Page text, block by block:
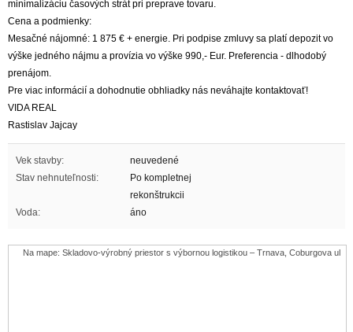
minimalizáciu časových strát pri preprave tovaru.
Cena a podmienky:
Mesačné nájomné: 1 875 € + energie. Pri podpise zmluvy sa platí depozit vo
výške jedného nájmu a provízia vo výške 990,- Eur. Preferencia - dlhodobý
prenájom.
Pre viac informácií a dohodnutie obhliadky nás neváhajte kontaktovať!
VIDA REAL
Rastislav Jajcay
Vek stavby:
neuvedené
Stav nehnuteľnosti:
Po kompletnej
rekonštrukcii
Voda:
áno
Na mape: Skladovo-výrobný priestor s výbornou logistikou – Trnava, Coburgova ul